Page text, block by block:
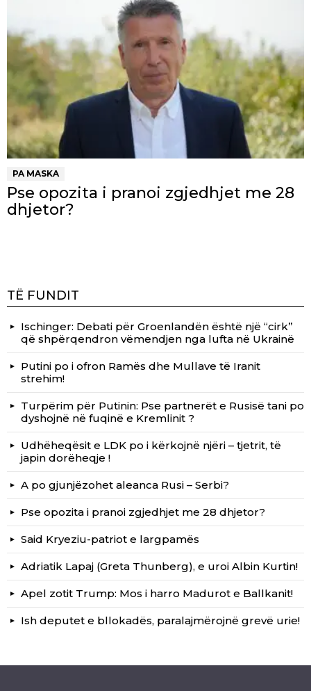
PA MASKA
Pse opozita i pranoi zgjedhjet me 28
dhjetor?
TË FUNDIT
Ischinger: Debati për Groenlandën është një “cirk”
që shpërqendron vëmendjen nga lufta në Ukrainë
Putini po i ofron Ramës dhe Mullave të Iranit
strehim!
Turpërim për Putinin: Pse partnerët e Rusisë tani po
dyshojnë në fuqinë e Kremlinit ?
Udhëheqësit e LDK po i kërkojnë njëri – tjetrit, të
japin dorëheqje !
A po gjunjëzohet aleanca Rusi – Serbi?
Pse opozita i pranoi zgjedhjet me 28 dhjetor?
Said Kryeziu-patriot e largpamës
Adriatik Lapaj (Greta Thunberg), e uroi Albin Kurtin!
Apel zotit Trump: Mos i harro Madurot e Ballkanit!
Ish deputet e bllokadës, paralajmërojnë grevë urie!